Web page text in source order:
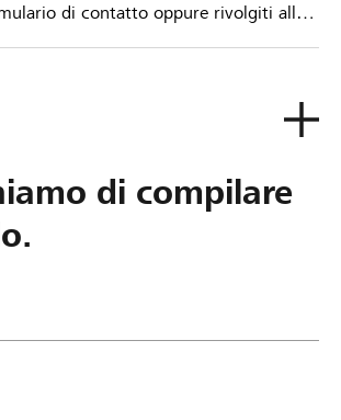
di contatto oppure rivolgiti alla
di compilare